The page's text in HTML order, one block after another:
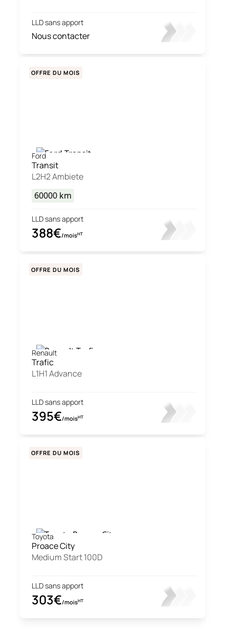
LLD sans apport
Nous contacter
Ford
Transit
L2H2 Ambiete
60000 km
LLD sans apport
388€/moisHT
OFFRE DU MOIS
Renault
Trafic
L1H1 Advance
LLD sans apport
395€/moisHT
OFFRE DU MOIS
Toyota
Proace City
Medium Start 100D
LLD sans apport
303€/moisHT
OFFRE DU MOIS